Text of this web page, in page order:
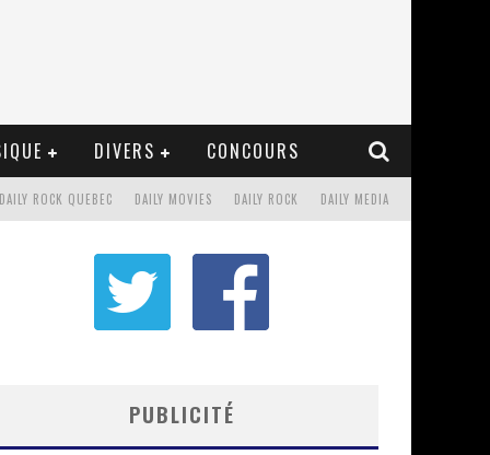
DIVERS CONCOURS
DAILY MEDIA
DAILY ROCK
DAILY MOVIES
DAILY ROCK QUEBEC
PUBLICITÉ